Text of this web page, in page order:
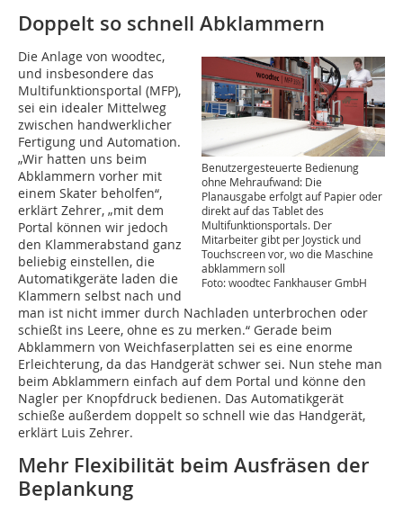
Doppelt so schnell Abklammern
Benutzergesteuerte Bedienung
ohne Mehraufwand: Die
Planausgabe erfolgt auf Papier oder
direkt auf das Tablet des
Multifunktionsportals. Der
Mitarbeiter gibt per Joystick und
Touchscreen vor, wo die Maschine
abklammern soll
Foto: woodtec Fankhauser GmbH
Die Anlage von woodtec,
und insbesondere das
Multifunktionsportal (MFP),
sei ein idealer Mittelweg
zwischen handwerklicher
Fertigung und Automation.
„Wir hatten uns beim
Abklammern vorher mit
einem Skater beholfen“,
erklärt Zehrer, „mit dem
Portal können wir jedoch
den Klammerabstand ganz
beliebig einstellen, die
Automatikgeräte laden die
Klammern selbst nach und
man ist nicht immer durch Nachladen unterbrochen oder
schießt ins Leere, ohne es zu merken.“ Gerade beim
Abklammern von Weichfaserplatten sei es eine enorme
Erleichterung, da das Handgerät schwer sei. Nun stehe man
beim Abklammern einfach auf dem Portal und könne den
Nagler per Knopfdruck bedienen. Das Automatikgerät
schieße außerdem doppelt so schnell wie das Handgerät,
erklärt Luis Zehrer.
Mehr Flexibilität beim Ausfräsen der
Beplankung